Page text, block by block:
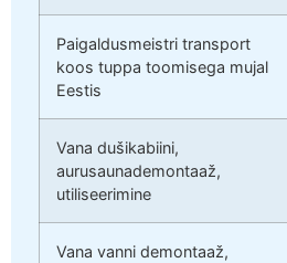
Paigaldusmeistri transport
koos tuppa toomisega mujal
Eestis
Vana dušikabiini,
aurusaunademontaaž,
utiliseerimine
Vana vanni demontaaž,